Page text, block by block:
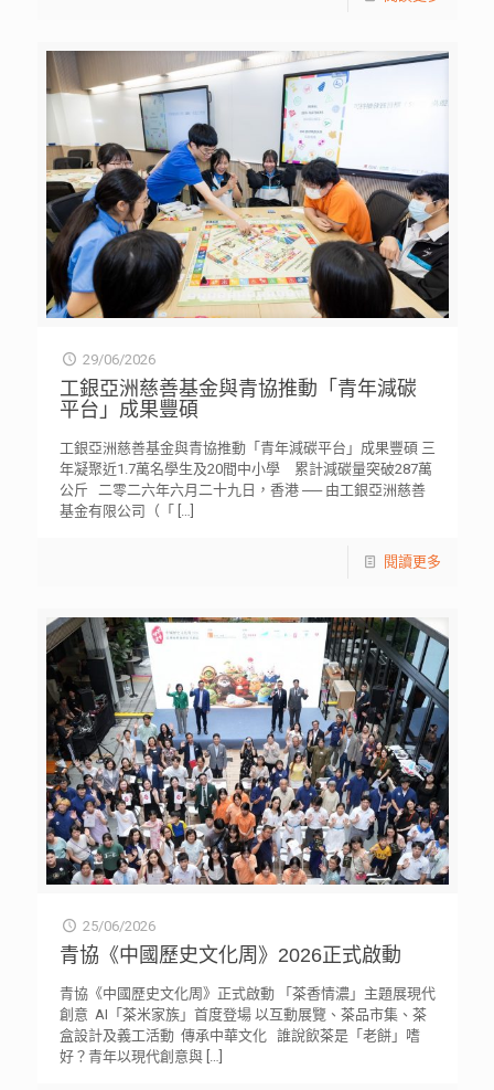
29/06/2026
工銀亞洲慈善基金與青協推動「青年減碳
平台」成果豐碩
工銀亞洲慈善基金與青協推動「青年減碳平台」成果豐碩 三
年凝聚近1.7萬名學生及20間中小學 累計減碳量突破287萬
公斤 二零二六年六月二十九日，香港 ── 由工銀亞洲慈善
基金有限公司（「
[…]
閱讀更多
25/06/2026
青協《中國歷史文化周》2026正式啟動
青協《中國歷史文化周》正式啟動 「茶香情濃」主題展現代
創意 AI「茶米家族」首度登場 以互動展覽、茶品市集、茶
盒設計及義工活動 傳承中華文化 誰說飲茶是「老餅」嗜
好？青年以現代創意與[…]